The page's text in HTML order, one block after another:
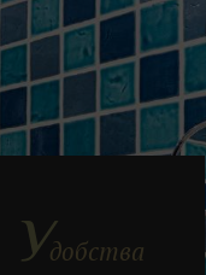
Удобства